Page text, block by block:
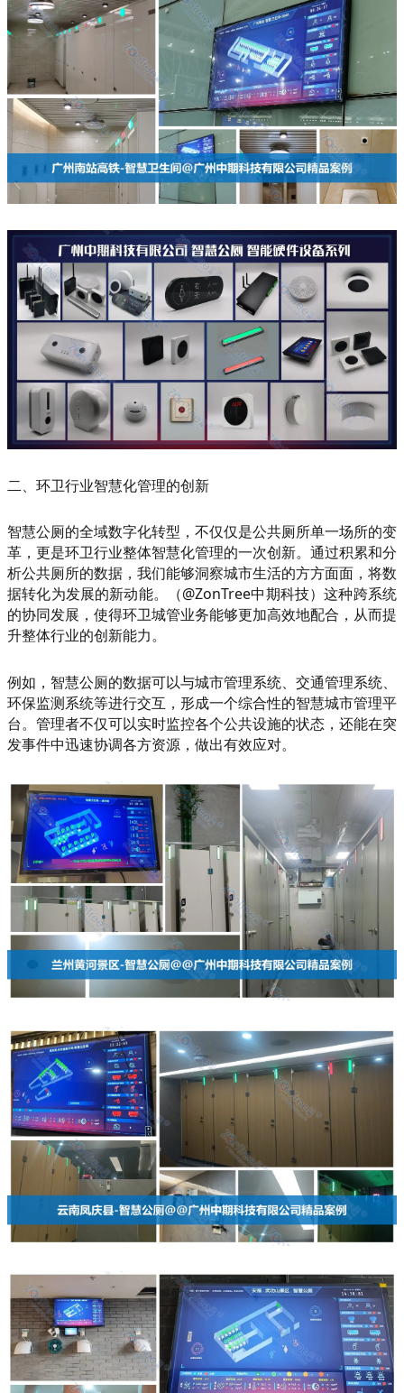
二、环卫行业智慧化管理的创新
智慧公厕的全域数字化转型，不仅仅是公共厕所单一场所的变
革，更是环卫行业整体智慧化管理的一次创新。通过积累和分
析公共厕所的数据，我们能够洞察城市生活的方方面面，将数
据转化为发展的新动能。（@ZonTree中期科技）这种跨系统
的协同发展，使得环卫城管业务能够更加高效地配合，从而提
升整体行业的创新能力。
例如，智慧公厕的数据可以与城市管理系统、交通管理系统、
环保监测系统等进行交互，形成一个综合性的智慧城市管理平
台。管理者不仅可以实时监控各个公共设施的状态，还能在突
发事件中迅速协调各方资源，做出有效应对。